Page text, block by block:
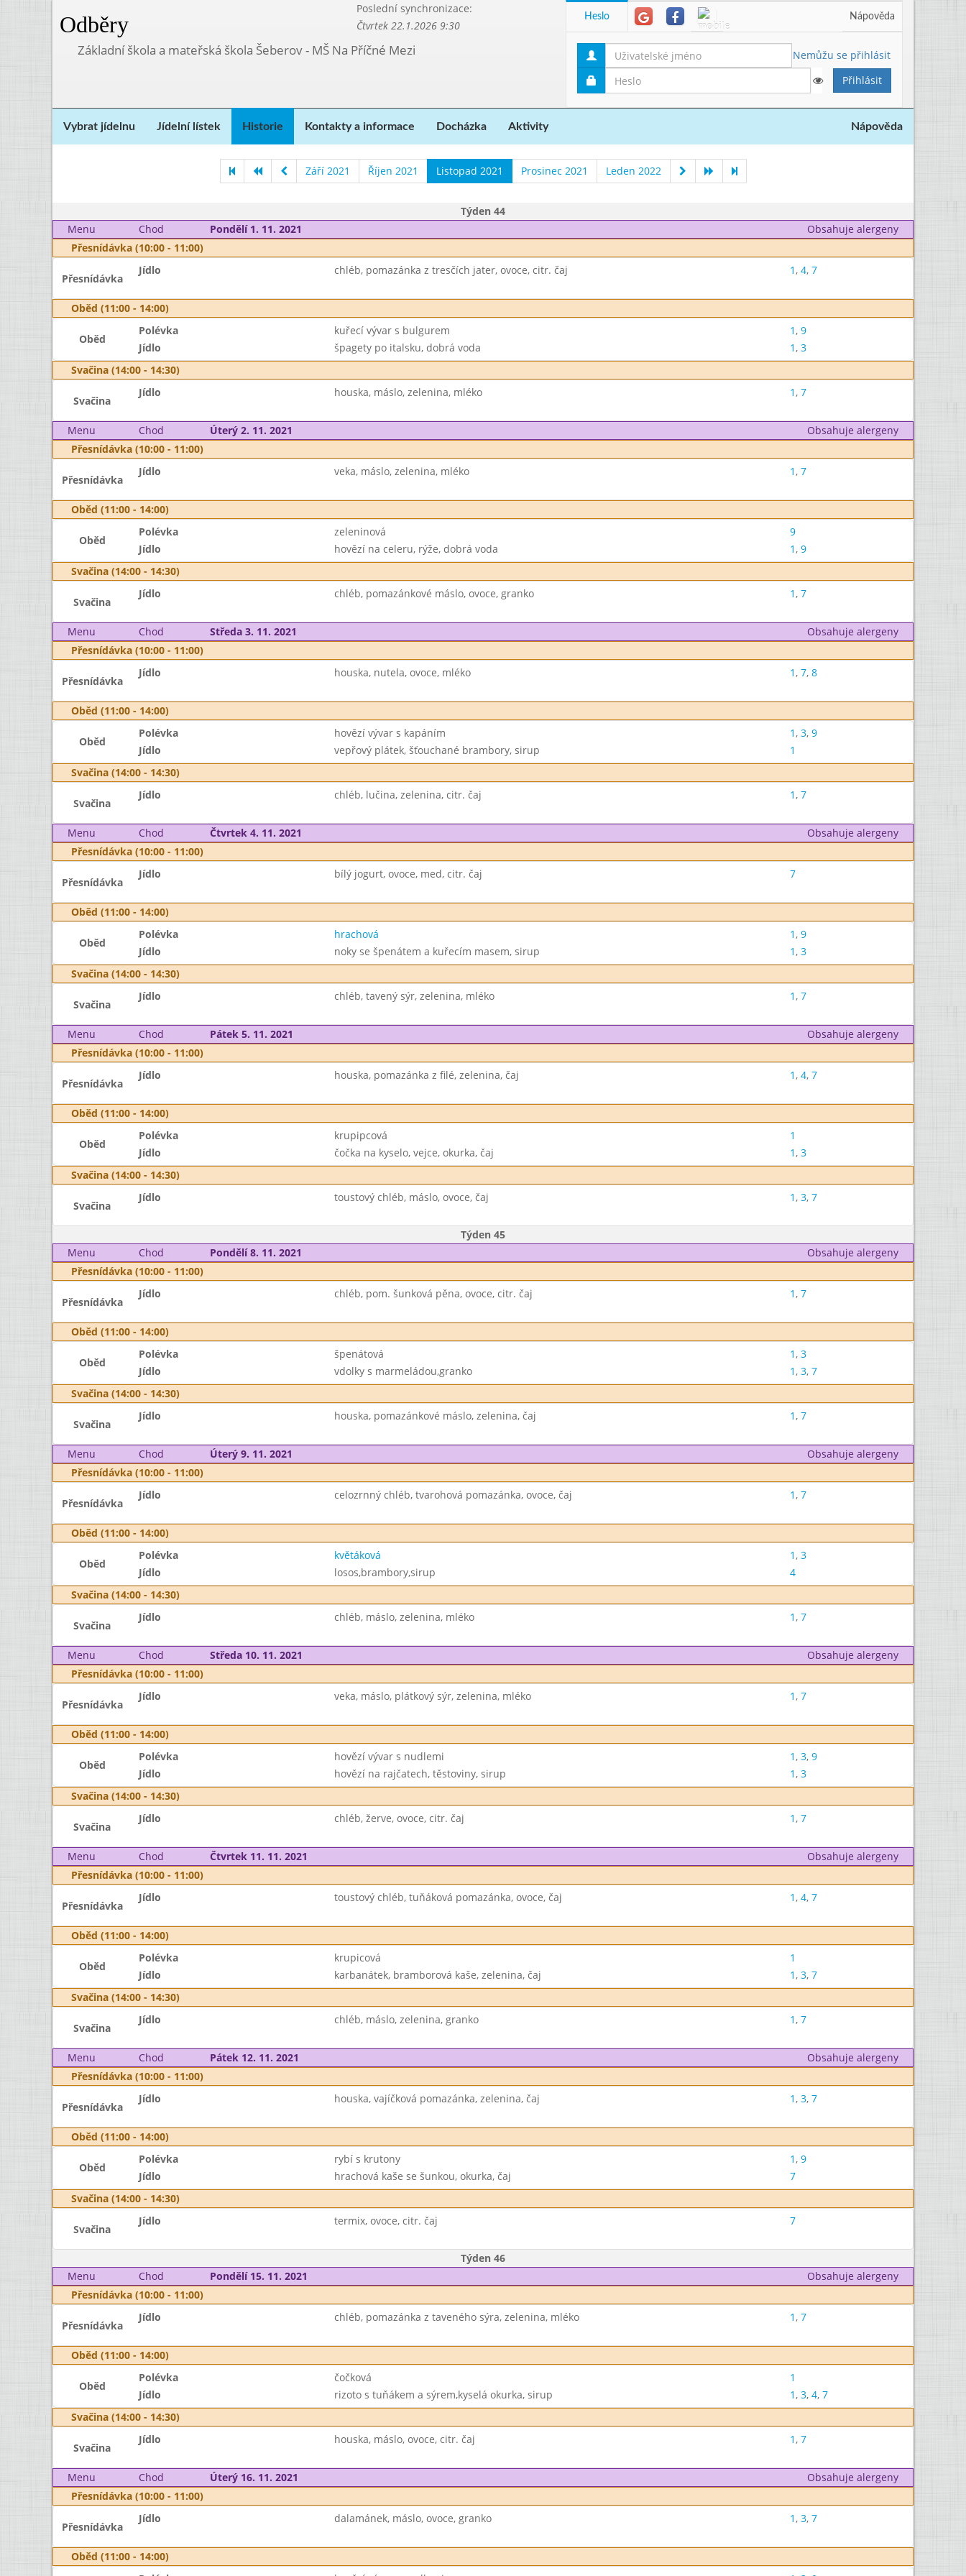
Odběry
Poslední synchronizace:
Čtvrtek 22.1.2026 9:30
Základní škola a mateřská škola Šeberov - MŠ Na Příčné Mezi
Heslo Nápověda
Nemůžu se přihlásit
Vybrat jídelnu Jídelní lístek Historie Kontakty a informace Docházka Aktivity Nápověda
Září 2021 Říjen 2021 Listopad 2021 Prosinec 2021 Leden 2022
Týden 44
Menu
Chod Pondělí 1. 11. 2021
Obsahuje alergeny
Přesnídávka (10:00 - 11:00)
Přesnídávka
Jídlo chléb, pomazánka z tresčích jater, ovoce, citr. čaj 1, 4, 7
Oběd (11:00 - 14:00)
Oběd
Polévka kuřecí vývar s bulgurem 1, 9
Jídlo
špagety po italsku, dobrá voda 1, 3
Svačina (14:00 - 14:30)
Svačina
Jídlo houska, máslo, zelenina, mléko 1, 7
Menu Chod Úterý 2. 11. 2021
Obsahuje alergeny
Přesnídávka (10:00 - 11:00)
Přesnídávka
Jídlo veka, máslo, zelenina, mléko 1, 7
Oběd (11:00 - 14:00)
Oběd
Polévka zeleninová
9
Jídlo
hovězí na celeru, rýže, dobrá voda 1, 9
Svačina (14:00 - 14:30)
Svačina
Jídlo chléb, pomazánkové máslo, ovoce, granko 1, 7
Menu Chod Středa 3. 11. 2021
Obsahuje alergeny
Přesnídávka (10:00 - 11:00)
Přesnídávka
Jídlo houska, nutela, ovoce, mléko 1, 7, 8
Oběd (11:00 - 14:00)
Oběd
Polévka hovězí vývar s kapáním 1, 3, 9
Jídlo
vepřový plátek, šťouchané brambory, sirup
1
Svačina (14:00 - 14:30)
Svačina
Jídlo chléb, lučina, zelenina, citr. čaj 1, 7
Menu Chod Čtvrtek 4. 11. 2021
Obsahuje alergeny
Přesnídávka (10:00 - 11:00)
Přesnídávka
Jídlo bílý jogurt, ovoce, med, citr. čaj 7
Oběd (11:00 - 14:00)
Oběd
Polévka hrachová 1, 9
Jídlo
noky se špenátem a kuřecím masem, sirup 1, 3
Svačina (14:00 - 14:30)
Svačina
Jídlo chléb, tavený sýr, zelenina, mléko 1, 7
Menu Chod Pátek 5. 11. 2021
Obsahuje alergeny
Přesnídávka (10:00 - 11:00)
Přesnídávka
Jídlo houska, pomazánka z filé, zelenina, čaj 1, 4, 7
Oběd (11:00 - 14:00)
Oběd
Polévka krupipcová
1
Jídlo
čočka na kyselo, vejce, okurka, čaj 1, 3
Svačina (14:00 - 14:30)
Svačina
Jídlo toustový chléb, máslo, ovoce, čaj 1, 3, 7
Týden 45
Menu
Chod Pondělí 8. 11. 2021
Obsahuje alergeny
Přesnídávka (10:00 - 11:00)
Přesnídávka
Jídlo chléb, pom. šunková pěna, ovoce, citr. čaj 1, 7
Oběd (11:00 - 14:00)
Oběd
Polévka špenátová 1, 3
Jídlo
vdolky s marmeládou,granko 1, 3, 7
Svačina (14:00 - 14:30)
Svačina
Jídlo houska, pomazánkové máslo, zelenina, čaj 1, 7
Menu Chod Úterý 9. 11. 2021
Obsahuje alergeny
Přesnídávka (10:00 - 11:00)
Přesnídávka
Jídlo celozrnný chléb, tvarohová pomazánka, ovoce, čaj 1, 7
Oběd (11:00 - 14:00)
Oběd
Polévka květáková 1, 3
Jídlo
losos,brambory,sirup
4
Svačina (14:00 - 14:30)
Svačina
Jídlo chléb, máslo, zelenina, mléko 1, 7
Menu Chod Středa 10. 11. 2021
Obsahuje alergeny
Přesnídávka (10:00 - 11:00)
Přesnídávka
Jídlo veka, máslo, plátkový sýr, zelenina, mléko 1, 7
Oběd (11:00 - 14:00)
Oběd
Polévka hovězí vývar s nudlemi 1, 3, 9
Jídlo
hovězí na rajčatech, těstoviny, sirup 1, 3
Svačina (14:00 - 14:30)
Svačina
Jídlo chléb, žerve, ovoce, citr. čaj 1, 7
Menu Chod Čtvrtek 11. 11. 2021
Obsahuje alergeny
Přesnídávka (10:00 - 11:00)
Přesnídávka
Jídlo toustový chléb, tuňáková pomazánka, ovoce, čaj 1, 4, 7
Oběd (11:00 - 14:00)
Oběd
Polévka krupicová
1
Jídlo
karbanátek, bramborová kaše, zelenina, čaj 1, 3, 7
Svačina (14:00 - 14:30)
Svačina
Jídlo chléb, máslo, zelenina, granko 1, 7
Menu Chod Pátek 12. 11. 2021
Obsahuje alergeny
Přesnídávka (10:00 - 11:00)
Přesnídávka
Jídlo houska, vajíčková pomazánka, zelenina, čaj 1, 3, 7
Oběd (11:00 - 14:00)
Oběd
Polévka rybí s krutony 1, 9
Jídlo
hrachová kaše se šunkou, okurka, čaj
7
Svačina (14:00 - 14:30)
Svačina
Jídlo termix, ovoce, citr. čaj 7
Týden 46
Menu
Chod Pondělí 15. 11. 2021
Obsahuje alergeny
Přesnídávka (10:00 - 11:00)
Přesnídávka
Jídlo chléb, pomazánka z taveného sýra, zelenina, mléko 1, 7
Oběd (11:00 - 14:00)
Oběd
Polévka čočková
1
Jídlo
rizoto s tuňákem a sýrem,kyselá okurka, sirup 1, 3, 4, 7
Svačina (14:00 - 14:30)
Svačina
Jídlo houska, máslo, ovoce, citr. čaj 1, 7
Menu Chod Úterý 16. 11. 2021
Obsahuje alergeny
Přesnídávka (10:00 - 11:00)
Přesnídávka
Jídlo dalamánek, máslo, ovoce, granko 1, 3, 7
Oběd (11:00 - 14:00)